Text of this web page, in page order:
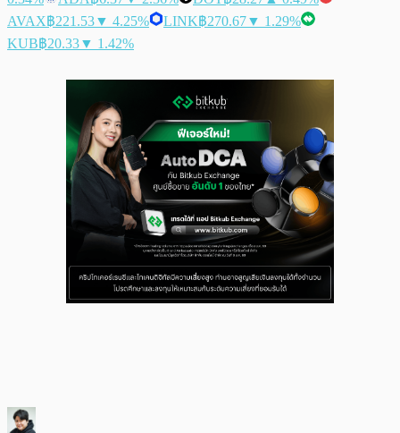
AVAX฿221.53▼ 4.25% LINK฿270.67▼ 1.29%
KUB฿20.33▼ 1.42%